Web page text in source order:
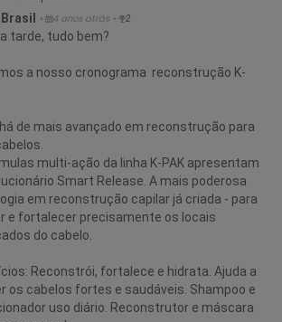
• 4 anos atrás • 2
tarde, tudo bem?
a nosso cronograma reconstrução K-
de mais avançado em reconstrução para
multi-ação da linha K-PAK apresentam
Smart Release. A mais poderosa
em reconstrução capilar já criada - para
e fortalecer precisamente os locais
do cabelo.
Reconstrói, fortalece e hidrata. Ajuda a
os cabelos fortes e saudáveis. Shampoo e
uso diário. Reconstrutor e máscara